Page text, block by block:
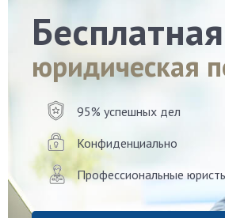
Бесплатная
юридическая
95% успешных дел
Конфиденциально
Профессиональные